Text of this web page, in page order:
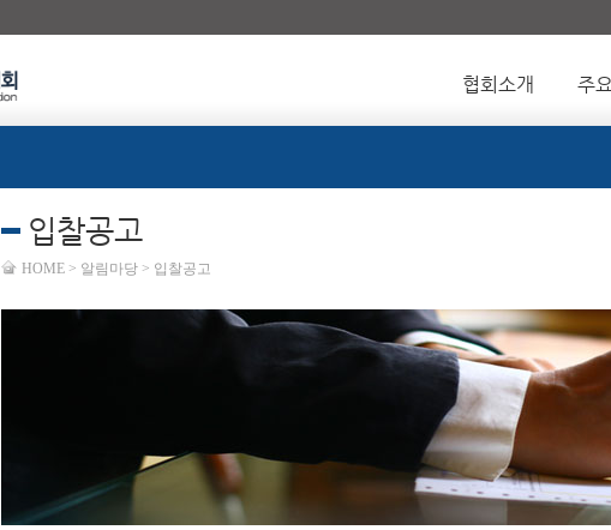
협회소개 주
입찰공고
HOME > 알림마당 > 입찰공고